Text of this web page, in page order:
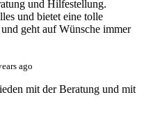
und Hilfestellung.
und bietet eine tolle
geht auf Wünsche immer
ago
mit der Beratung und mit